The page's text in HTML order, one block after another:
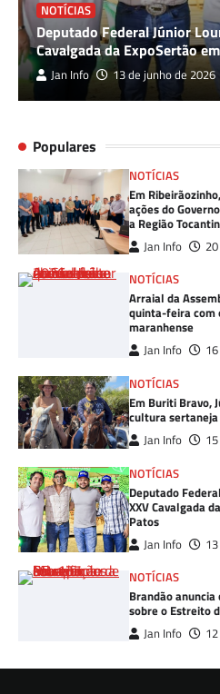
NOTÍCIAS
Deputado Federal Júnior
Cavalgada da ExpoSertão
Jan Info 13 de junho de 2026
Populares
NOTÍCIAS
Em
ações do
a Região
Jan Info
NOTÍCIAS
Arraial da
quinta-feira com
maranhense
Jan Info
NOTÍCIAS
Em Buriti Bravo,
cultura sertaneja
Jan Info
NOTÍCIAS
Deputado
XXV Cavalgada
Patos
Jan Info
NOTÍCIAS
Brandão
sobre o Estreito
Jan Info